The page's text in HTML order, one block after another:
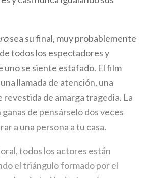
sea su final, muy probablemente
todos los espectadores y
uno se siente estafado. El film
llamada de atención, una
de amarga tragedia. La
de pensárselo dos veces
a una persona a tu casa.
todos los actores están
el triángulo formado por el